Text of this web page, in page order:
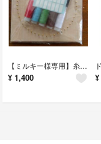
【ミルキー様専用】糸かけ花曼茶羅制作キット
¥ 1,400 ¥